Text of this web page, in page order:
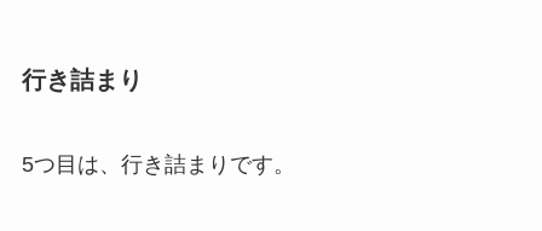
行き詰まり
5つ目は、行き詰まりです。